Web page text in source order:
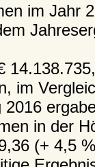
im Jahr
im
2016
in der
(+ 4,5